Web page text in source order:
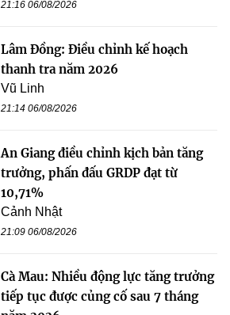
21:16 06/08/2026
Lâm Đồng: Điều chỉnh kế hoạch
thanh tra năm 2026
Vũ Linh
21:14 06/08/2026
An Giang điều chỉnh kịch bản tăng
trưởng, phấn đấu GRDP đạt từ
10,71%
Cảnh Nhật
21:09 06/08/2026
Cà Mau: Nhiều động lực tăng trưởng
tiếp tục được củng cố sau 7 tháng